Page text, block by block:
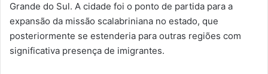
Grande do Sul. A cidade foi o ponto de partida para a
expansão da missão scalabriniana no estado, que
posteriormente se estenderia para outras regiões com
significativa presença de imigrantes.